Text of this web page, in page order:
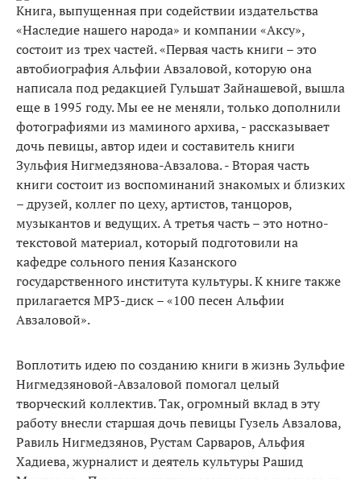
Книга, выпущенная при содействии издательства
«Наследие нашего народа» и компании «Аксу»,
состоит из трех частей. «Первая часть книги – это
автобиография Альфии Авзаловой, которую она
написала под редакцией Гульшат Зайнашевой, вышла
еще в 1995 году. Мы ее не меняли, только дополнили
фотографиями из маминого архива, - рассказывает
дочь певицы, автор идеи и составитель книги
Зульфия Нигмедзянова-Авзалова. - Вторая часть
книги состоит из воспоминаний знакомых и близких
– друзей, коллег по цеху, артистов, танцоров,
музыкантов и ведущих. А третья часть – это нотно-
текстовой материал, который подготовили на
кафедре сольного пения Казанского
государственного института культуры. К книге также
прилагается MP3-диск – «100 песен Альфии
Авзаловой».
Воплотить идею по созданию книги в жизнь Зульфие
Нигмедзяновой-Авзаловой помогал целый
творческий коллектив. Так, огромный вклад в эту
работу внесли старшая дочь певицы Гузель Авзалова,
Равиль Нигмедзянов, Рустам Сарваров, Альфия
Хадиева, журналист и деятель культуры Рашид